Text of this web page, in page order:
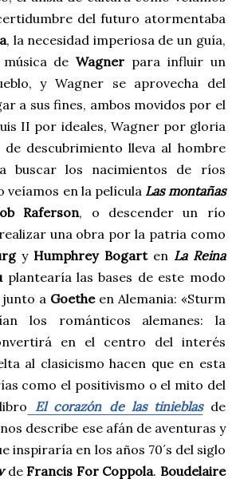
del futuro atormentaba
, la necesidad imperiosa de un guía,
música deWagner para influir un
y Wagner se aprovecha del
a sus fines, ambos movidos por el
II por ideales, Wagner por gloria
descubrimiento lleva al hombre
buscar los nacimientos de ríos
veíamos en la película Las montañas
Raferson, o descender un río
una obra por la patria como
y Humphrey Bogart en La Reina
plantearía las bases de este modo
a Goetheen Alemania: «Sturm
los románticos alemanes: la
en el centro del interés
al clasicismo hacen que en esta
como el positivismo o el mito del
El corazón de las tinieblas de
describe ese afán de aventuras y
inspiraría en los años 70´s del siglo
de Francis For Coppola. Boudelaire